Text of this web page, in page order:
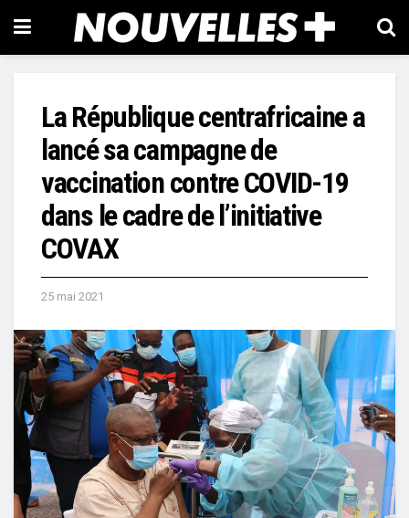
La République centrafricaine a
lancé sa campagne de
vaccination contre COVID-19
dans le cadre de l’initiative
COVAX
25 mai 2021